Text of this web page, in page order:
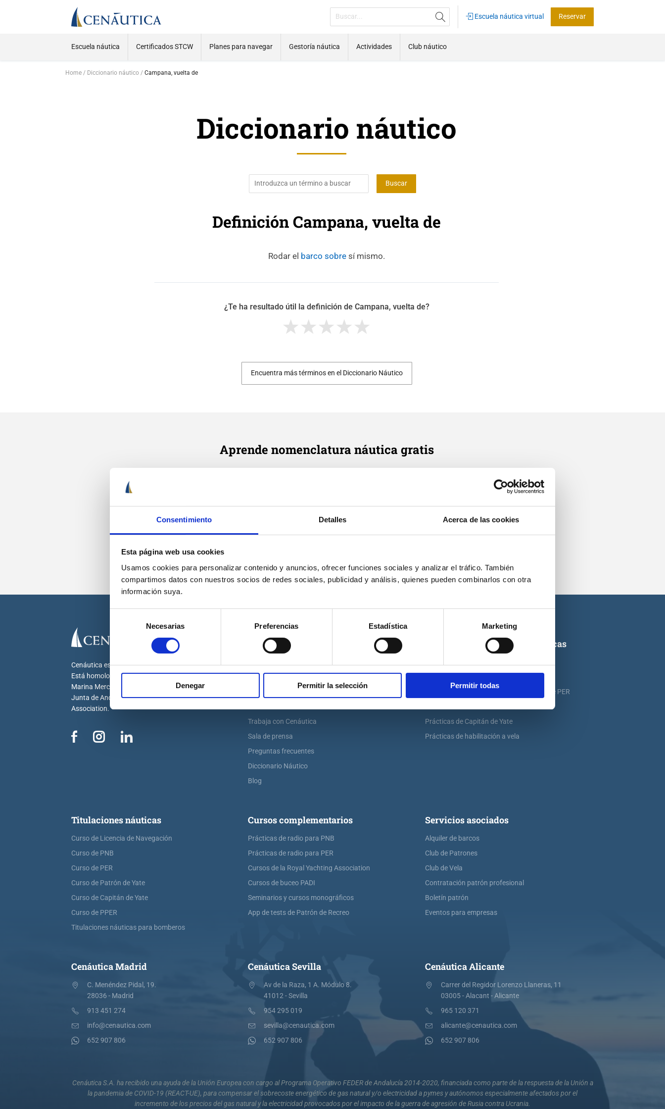
Consentimiento Detalles Acerca de las cookies
Esta página web usa cookies
Usamos cookies para personalizar contenido y anuncios, ofrecer funciones sociales y analizar el tráfico. También
compartimos datos con nuestros socios de redes sociales, publicidad y análisis, quienes pueden combinarlos con otra
información suya.
consentimiento
Necesarias Preferencias Estadística Marketing
Denegar Permitir la selección Permitir todas
Escuela náutica virtual Reservar
Escuela náutica Certificados STCW Planes para navegar Gestoría náutica Actividades Club náutico
Home Diccionario náutico Campana, vuelta de
Diccionario náutico
Definición Campana, vuelta de
Rodar el barco sobre sí mismo.
¿Te ha resultado útil la definición de Campana, vuelta de?
Encuentra más términos en el Diccionario Náutico
Aprende nomenclatura náutica gratis
Cenáutica es la escuela náutica lider en España.
Está homologada por la Dirección General de la
Marina Mercante, la Generalitat Valenciana, la
Junta de Andalucía y por la Royal Yachting
Association.
Cenáutica
Escuela náutica virtual
Historia de Cenáutica
Trabaja con Cenáutica
Sala de prensa
Preguntas frecuentes
Diccionario Náutico
Blog
Prácticas de titulaciones náuticas
Prácticas de ampliación de atribuciones de PER
Prácticas de Patrón de Yate
Prácticas de Capitán de Yate
Prácticas de habilitación a vela
Titulaciones náuticas
Curso de Licencia de Navegación
Curso de PNB
Curso de PER
Curso de Patrón de Yate
Curso de Capitán de Yate
Curso de PPER
Titulaciones náuticas para bomberos
Cursos complementarios
Prácticas de radio para PNB
Prácticas de radio para PER
Cursos de la Royal Yachting Association
Cursos de buceo PADI
Seminarios y cursos monográficos
App de tests de Patrón de Recreo
Servicios asociados
Alquiler de barcos
Club de Patrones
Club de Vela
Contratación patrón profesional
Boletín patrón
Eventos para empresas
Cenáutica Madrid
C. Menéndez Pidal, 19.
28036 - Madrid
913 451 274
info@cenautica.com
652 907 806
Cenáutica Sevilla
Av de la Raza, 1 A. Módulo 8.
41012 - Sevilla
954 295 019
sevilla@cenautica.com
652 907 806
Cenáutica Alicante
Carrer del Regidor Lorenzo Llaneras, 11
03005 - Alacant - Alicante
965 120 371
alicante@cenautica.com
652 907 806
Cenáutica S.A. ha recibido una ayuda de la Unión Europea con cargo al Programa Operativo FEDER de Andalucía 2014-2020, financiada como parte de la respuesta de la Unión a
la pandemia de COVID-19 (REACT-UE), para compensar el sobrecoste energético de gas natural y/o electricidad a pymes y autónomos especialmente afectados por el
incremento de los precios del gas natural y la electricidad provocados por el impacto de la guerra de agresión de Rusia contra Ucrania.